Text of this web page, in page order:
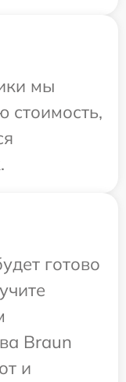
мы
стоимость,
готово
Braun
и